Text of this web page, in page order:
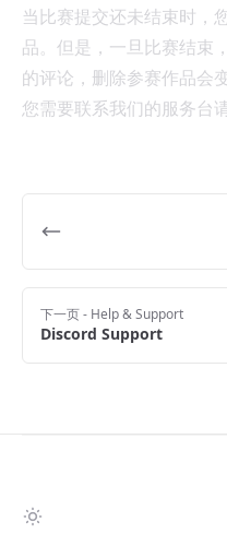
当比赛提交还未结束时，
品。但是，一旦比赛结束
的评论，删除参赛作品会
您需要联系我们的服务台
下一页- Help & Support
Discord Support